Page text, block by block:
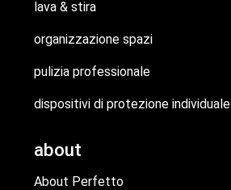
lava & stira
organizzazione spazi
pulizia professionale
dispositivi di protezione individuale
about
About Perfetto